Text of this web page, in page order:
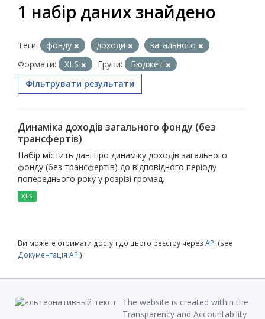
1 набір даних знайдено
Теги: фонду доходи
загального
Формати:
XLS Групи:
Бюджет
Фільтрувати результати
Динаміка доходів загального фонду (без
трансфертів)
Набір містить дані про динаміку доходів загального
фонду (без трансфертів) до відповідного періоду
попереднього року у розрізі громад.
XLS
Ви можете отримати доступ до цього реєстру через API (see
Документація API).
The website is created within the
Transparency and Accountability